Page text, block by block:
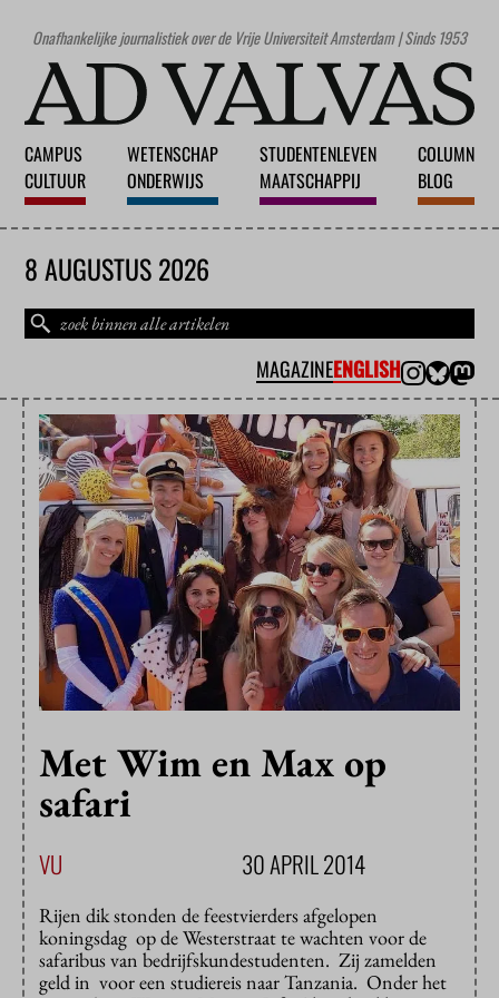
Onafhankelijke journalistiek over de Vrije Universiteit Amsterdam | Sinds 1953
CAMPUS
CULTUUR
WETENSCHAP
ONDERWIJS
STUDENTENLEVEN
MAATSCHAPPIJ
COLUMN
BLOG
8 AUGUSTUS 2026
MAGAZINEENGLISH
Met Wim en Max op
safari
VU 30 APRIL 2014
Rijen dik stonden de feestvierders afgelopen
koningsdag op de Westerstraat te wachten voor de
safaribus van bedrijfskundestudenten. Zij zamelden
geld in voor een studiereis naar Tanzania. Onder het